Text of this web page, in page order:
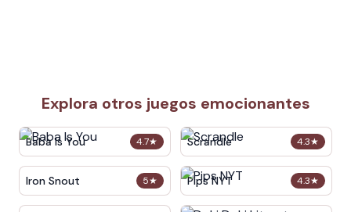
Explora otros juegos emocionantes
4.7★
Baba Is You 4.3★
Scrandle
5★
Iron Snout 4.3★
Pips NYT